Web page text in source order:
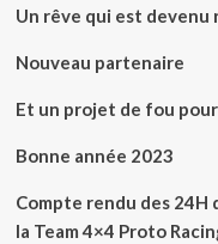
Un rêve qui est devenu
Nouveau partenaire
Et un projet de fou
Bonne année 2023
Compte rendu des 24H
la Team 4×4 Proto